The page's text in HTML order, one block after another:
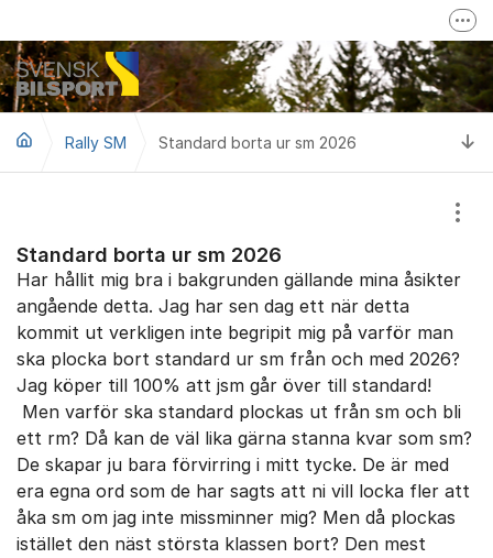
Mer om Svensk Bilsport
Svensk Bilsport på Facebook
LoTs - Tävling/Licensverktyg
Rally SM Standard borta ur sm 2026
Standard borta ur sm 2026
Har hållit mig bra i bakgrunden gällande mina åsikter
angående detta. Jag har sen dag ett när detta
kommit ut verkligen inte begripit mig på varför man
ska plocka bort standard ur sm från och med 2026?
Jag köper till 100% att jsm går över till standard!
Men varför ska standard plockas ut från sm och bli
ett rm? Då kan de väl lika gärna stanna kvar som sm?
De skapar ju bara förvirring i mitt tycke. De är med
era egna ord som de har sagts att ni vill locka fler att
åka sm om jag inte missminner mig? Men då plockas
istället den näst största klassen bort? Den mest